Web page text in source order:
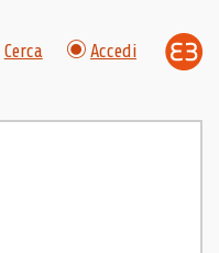
Cerca Accedi